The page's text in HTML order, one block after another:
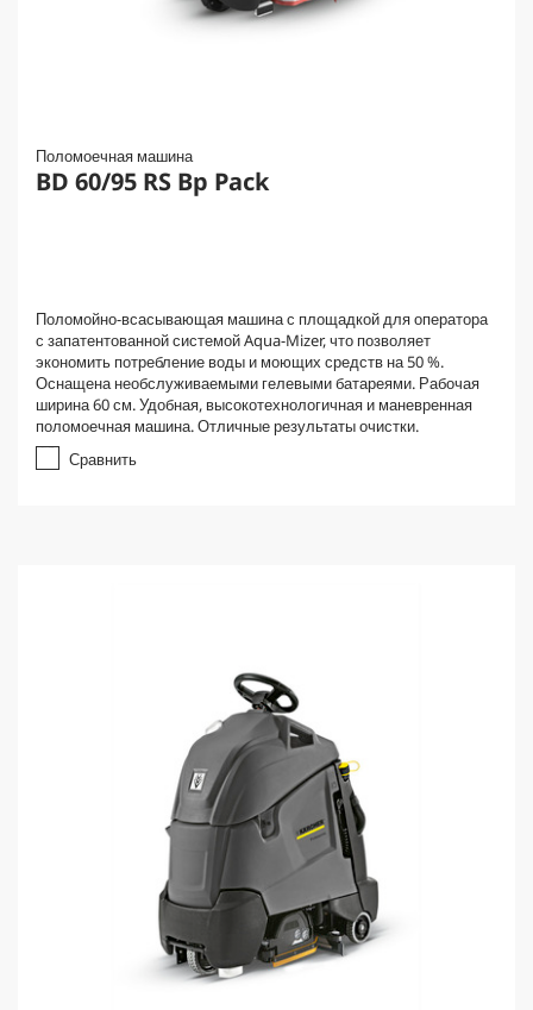
Поломоечная машина
BD 60/95 RS Bp Pack
Поломойно-всасывающая машина с площадкой для оператора
с запатентованной системой Aqua-Mizer, что позволяет
экономить потребление воды и моющих средств на 50 %.
Оснащена необслуживаемыми гелевыми батареями. Рабочая
ширина 60 см. Удобная, высокотехнологичная и маневренная
поломоечная машина. Отличные результаты очистки.
Сравнить